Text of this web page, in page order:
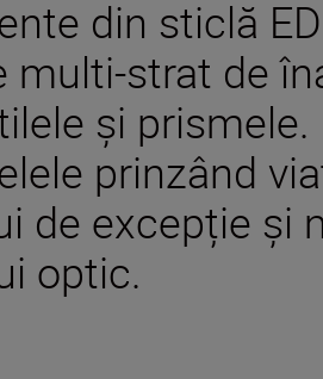
din sticlă
multi-strat de
și prismele.
prinzând
de excepție și
optic.